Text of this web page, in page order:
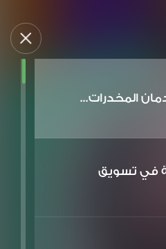
المخدرات...
في تسويق